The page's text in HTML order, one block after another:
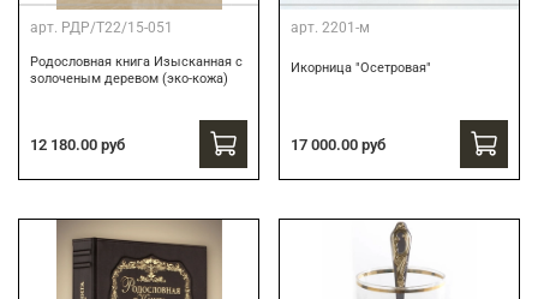
арт. РДР/Т22/15-051
Родословная книга Изысканная с
золоченым деревом (эко-кожа)
12 180.00 руб
арт. 2201-м
Икорница "Осетровая"
17 000.00 руб